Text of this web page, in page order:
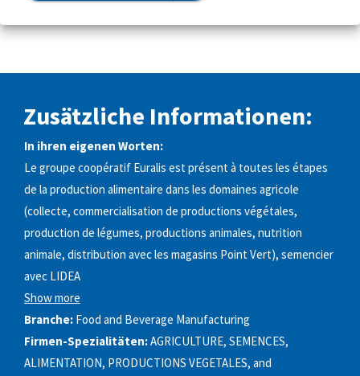
Zusätzliche Informationen:
In ihren eigenen Worten:
Le groupe coopératif Euralis est présent à toutes les étapes
de la production alimentaire dans les domaines agricole
(collecte, commercialisation de productions végétales,
production de légumes, productions animales, nutrition
animale, distribution avec les magasins Point Vert), semencier
avec LIDEA
Show more
Branche: Food and Beverage Manufacturing
Firmen-Spezialitäten:AGRICULTURE, SEMENCES,
ALIMENTATION, PRODUCTIONS VEGETALES, and